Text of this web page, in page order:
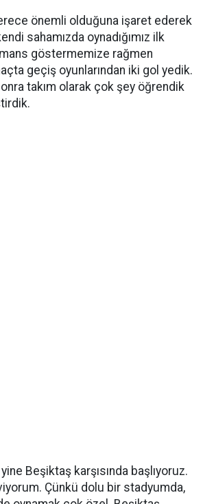
önemli olduğuna işaret ederek
sahamızda oynadığımız ilk
göstermemize rağmen
geçiş oyunlarından iki gol yedik.
takım olarak çok şey öğrendik
Beşiktaş karşısında başlıyoruz.
Çünkü dolu bir stadyumda,